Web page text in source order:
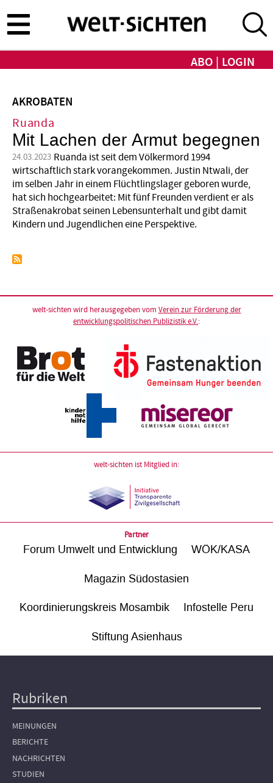
zum
Inhalt
ABO LOGIN
AKROBATEN
Ruanda
Mit Lachen der Armut begegnen
24.03.2023 Ruanda ist seit dem Völkermord 1994
wirtschaftlich stark vorangekommen. Justin Ntwali, der
im selben Jahr in einem Flüchtlingslager geboren wurde,
hat sich hochgearbeitet: Mit fünf Freunden verdient er als
Straßen­akrobat seinen Lebensunterhalt und gibt damit
Kindern und Jugendlichen eine Perspektive.
welt-sichten wird herausgegeben vom Verein zur Förderung der
entwicklungspolitischen Publizistik e.V.:
welt-sichten ist Mitglied in:
Partner
Forum Umwelt und Entwicklung WÖK/KASA
Magazin Südostasien
Koordinierungskreis Mosambik Infostelle Peru
Stiftung Asienhaus
Hauptnavigation
Rubriken
MEINUNGEN
BERICHTE
NACHRICHTEN
STUDIEN